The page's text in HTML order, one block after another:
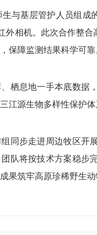
基层管护人员组成
外相机。此次合作整
保障监测结果科学可靠
息地一手本底数据
江源生物多样性保护
步走进周边牧区开展
队将按技术方案稳步
果筑牢高原珍稀野生